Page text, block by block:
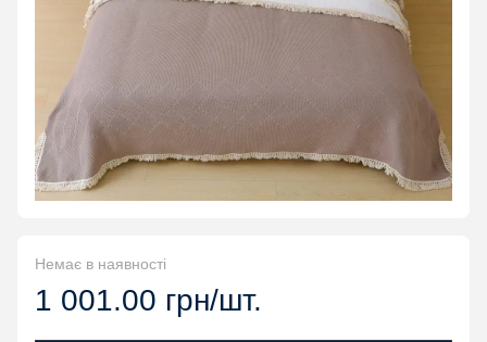
Немає в наявності
1 001.00 грн/шт.